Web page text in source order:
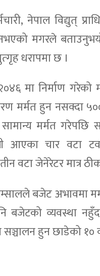
नेपाल विद्युत्
मगरले
धरापमा छ ।
मा निर्माण गरेको
मर्मत हुन नसक्दा
मर्मत गरेपछि
आएका चार वटा
वटा जेनेरेटर मात्र
बजेट अभावमा
बजेटको व्यवस्था
सञ्चालन हुन छाडेको